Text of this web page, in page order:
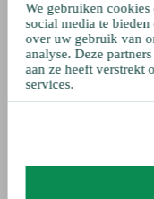
We gebruiken cookies
social media te
over uw gebruik van
analyse. Deze
aan ze heeft verstrekt
services.